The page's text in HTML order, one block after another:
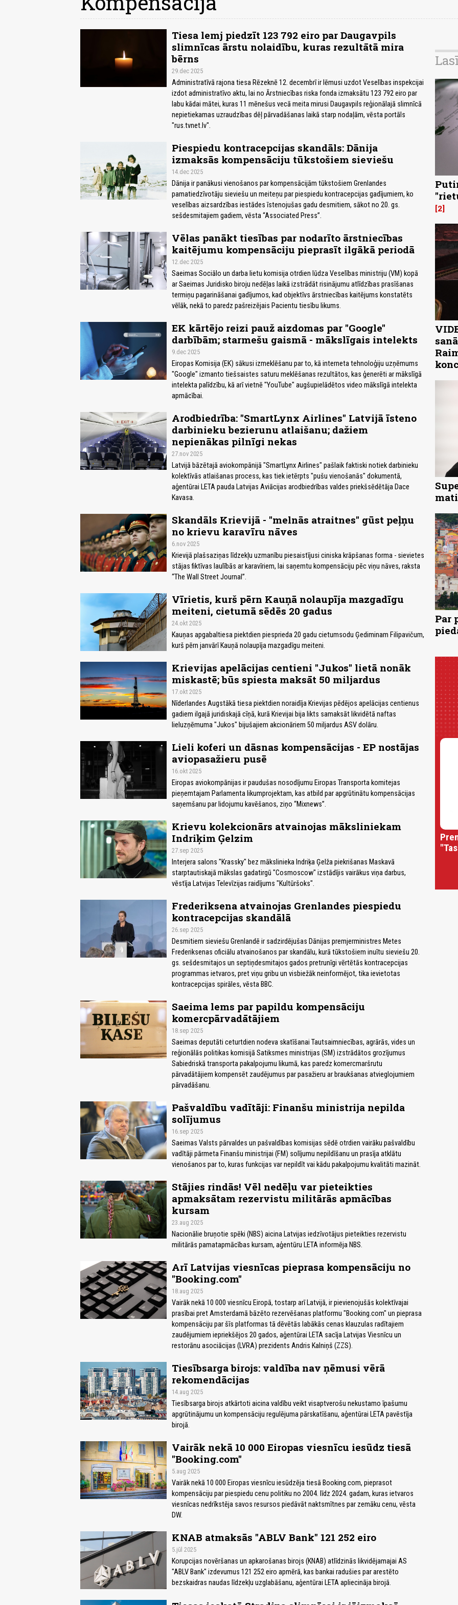
Tiesa lemj piedzīt 123 792 eiro par Daugavpils
slimnīcas ārstu nolaidību, kuras rezultātā mira
bērns
29.dec 2025
Administratīvā rajona tiesa Rēzeknē 12. decembrī ir lēmusi uzdot Veselības inspekcijai
izdot administratīvo aktu, lai no Ārstniecības riska fonda izmaksātu 123 792 eiro par
labu kādai mātei, kuras 11 mēnešus vecā meita mirusi Daugavpils reģionālajā slimnīcā
nepietiekamas uzraudzības dēļ pārvadāšanas laikā starp nodaļām, vēsta portāls
"rus.tvnet.lv".
Piespiedu kontracepcijas skandāls: Dānija
izmaksās kompensāciju tūkstošiem sieviešu
14.dec 2025
Dānija ir panākusi vienošanos par kompensācijām tūkstošiem Grenlandes
pamatiedzīvotāju sieviešu un meiteņu par piespiedu kontracepcijas gadījumiem, ko
veselības aizsardzības iestādes īstenojušas gadu desmitiem, sākot no 20. gs.
sešdesmitajiem gadiem, vēsta “Associated Press”.
Vēlas panākt tiesības par nodarīto ārstniecības
kaitējumu kompensāciju pieprasīt ilgākā periodā
12.dec 2025
Saeimas Sociālo un darba lietu komisija otrdien lūdza Veselības ministriju (VM) kopā
ar Saeimas Juridisko biroju nedēļas laikā izstrādāt risinājumu atlīdzības prasīšanas
termiņu pagarināšanai gadījumos, kad objektīvs ārstniecības kaitējums konstatēts
vēlāk, nekā to paredz pašreizējais Pacientu tiesību likums.
EK kārtējo reizi pauž aizdomas par "Google"
darbībām; starmešu gaismā - mākslīgais intelekts
9.dec 2025
Eiropas Komisija (EK) sākusi izmeklēšanu par to, kā interneta tehnoloģiju uzņēmums
"Google" izmanto tiešsaistes saturu meklēšanas rezultātos, kas ģenerēti ar mākslīgā
intelekta palīdzību, kā arī vietnē "YouTube" augšupielādētos video mākslīgā intelekta
apmācībai.
Arodbiedrība: "SmartLynx Airlines" Latvijā īsteno
darbinieku bezierunu atlaišanu; dažiem
nepienākas pilnīgi nekas
27.nov 2025
Latvijā bāzētajā aviokompānijā "SmartLynx Airlines" pašlaik faktiski notiek darbinieku
kolektīvās atlaišanas process, kas tiek ietērpts "pušu vienošanās" dokumentā,
aģentūrai LETA pauda Latvijas Aviācijas arodbiedrības valdes priekšsēdētāja Dace
Kavasa.
Skandāls Krievijā - "melnās atraitnes" gūst peļņu
no krievu karavīru nāves
6.nov 2025
Krievijā plašsaziņas līdzekļu uzmanību piesaistījusi ciniska krāpšanas forma - sievietes
stājas fiktīvas laulībās ar karavīriem, lai saņemtu kompensāciju pēc viņu nāves, raksta
“The Wall Street Journal”.
Vīrietis, kurš pērn Kauņā nolaupīja mazgadīgu
meiteni, cietumā sēdēs 20 gadus
24.okt 2025
Kauņas apgabaltiesa piektdien piesprieda 20 gadu cietumsodu Ģediminam Filipavičum,
kurš pērn janvārī Kauņā nolaupīja mazgadīgu meiteni.
Krievijas apelācijas centieni "Jukos" lietā nonāk
miskastē; būs spiesta maksāt 50 miljardus
17.okt 2025
Nīderlandes Augstākā tiesa piektdien noraidīja Krievijas pēdējos apelācijas centienus
gadiem ilgajā juridiskajā cīņā, kurā Krievijai bija likts samaksāt likvidētā naftas
lieluzņēmuma "Jukos" bijušajiem akcionāriem 50 miljardus ASV dolāru.
Lieli koferi un dāsnas kompensācijas - EP nostājas
aviopasažieru pusē
16.okt 2025
Eiropas aviokompānijas ir paudušas nosodījumu Eiropas Transporta komitejas
pieņemtajam Parlamenta likumprojektam, kas atbild par apgrūtinātu kompensācijas
saņemšanu par lidojumu kavēšanos, ziņo “Mixnews”.
Krievu kolekcionārs atvainojas māksliniekam
Indriķim Ģelzim
27.sep 2025
Interjera salons "Krassky" bez mākslinieka Indriķa Ģelža piekrišanas Maskavā
starptautiskajā mākslas gadatirgū "Cosmoscow" izstādījis vairākus viņa darbus,
vēstīja Latvijas Televīzijas raidījums "Kultūršoks".
Frederiksena atvainojas Grenlandes piespiedu
kontracepcijas skandālā
26.sep 2025
Desmitiem sieviešu Grenlandē ir sadzirdējušas Dānijas premjerministres Metes
Frederiksenas oficiālu atvainošanos par skandālu, kurā tūkstošiem inuītu sieviešu 20.
gs. sešdesmitajos un septiņdesmitajos gados pretrunīgi vērtētās kontracepcijas
programmas ietvaros, pret viņu gribu un visbiežāk neinformējot, tika ievietotas
kontracepcijas spirāles, vēsta BBC.
Saeima lems par papildu kompensāciju
komercpārvadātājiem
18.sep 2025
Saeimas deputāti ceturtdien nodeva skatīšanai Tautsaimniecības, agrārās, vides un
reģionālās politikas komisijā Satiksmes ministrijas (SM) izstrādātos grozījumus
Sabiedriskā transporta pakalpojumu likumā, kas paredz komercmaršrutu
pārvadātājiem kompensēt zaudējumus par pasažieru ar braukšanas atvieglojumiem
pārvadāšanu.
Pašvaldību vadītāji: Finanšu ministrija nepilda
solījumus
16.sep 2025
Saeimas Valsts pārvaldes un pašvaldības komisijas sēdē otrdien vairāku pašvaldību
vadītāji pārmeta Finanšu ministrijai (FM) solījumu nepildīšanu un prasīja atklātu
vienošanos par to, kuras funkcijas var nepildīt vai kādu pakalpojumu kvalitāti mazināt.
Stājies rindās! Vēl nedēļu var pieteikties
apmaksātam rezervistu militārās apmācības
kursam
23.aug 2025
Nacionālie bruņotie spēki (NBS) aicina Latvijas iedzīvotājus pieteikties rezervistu
militārās pamatapmācības kursam, aģentūru LETA informēja NBS.
Arī Latvijas viesnīcas pieprasa kompensāciju no
"Booking.com"
18.aug 2025
Vairāk nekā 10 000 viesnīcu Eiropā, tostarp arī Latvijā, ir pievienojušās kolektīvajai
prasībai pret Amsterdamā bāzēto rezervēšanas platformu "Booking.com" un pieprasa
kompensāciju par šīs platformas tā dēvētās labākās cenas klauzulas radītajiem
zaudējumiem iepriekšējos 20 gados, aģentūrai LETA sacīja Latvijas Viesnīcu un
restorānu asociācijas (LVRA) prezidents Andris Kalniņš (ZZS).
Tiesībsarga birojs: valdība nav ņēmusi vērā
rekomendācijas
14.aug 2025
Tiesībsarga birojs atkārtoti aicina valdību veikt visaptverošu nekustamo īpašumu
apgrūtinājumu un kompensāciju regulējuma pārskatīšanu, aģentūrai LETA pavēstīja
birojā.
Vairāk nekā 10 000 Eiropas viesnīcu iesūdz tiesā
"Booking.com"
5.aug 2025
Vairāk nekā 10 000 Eiropas viesnīcu iesūdzēja tiesā Booking.com, pieprasot
kompensāciju par piespiedu cenu politiku no 2004. līdz 2024. gadam, kuras ietvaros
viesnīcas nedrīkstēja savos resursos piedāvāt naktsmītnes par zemāku cenu, vēsta
DW.
KNAB atmaksās "ABLV Bank" 121 252 eiro
5.jūl 2025
Korupcijas novēršanas un apkarošanas birojs (KNAB) atlīdzinās likvidējamajai AS
"ABLV Bank" izdevumus 121 252 eiro apmērā, kas bankai radušies par arestēto
bezskaidras naudas līdzekļu uzglabāšanu, aģentūrai LETA apliecināja birojā.
2
Par